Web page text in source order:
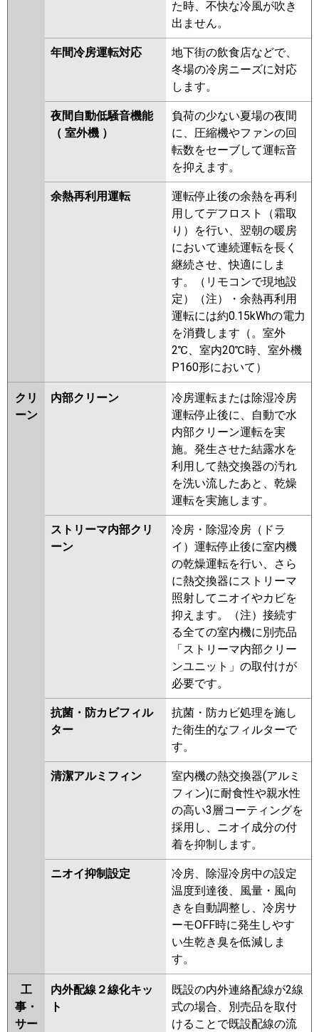
た時、不快な冷風が吹き
出ません。
年間冷房運転対応
地下街の飲食店などで、
冬場の冷房ニーズに対応
します。
夜間自動低騒音機能
（ 室外機 ）
負荷の少ない夏場の夜間
に、圧縮機やファンの回
転数をセーブして運転音
を抑えます。
余熱再利用運転
運転停止後の余熱を再利
用してデフロスト（霜取
り）を行い、翌朝の暖房
において連続運転を長く
継続させ、快適にしま
す。（リモコンで現地設
定）（注）・余熱再利用
運転には約0.15kWhの電力
を消費します（。室外
2℃、室内20℃時、室外機
P160形において）
クリ
ーン
内部クリーン
冷房運転または除湿冷房
運転停止後に、自動で水
内部クリーン運転を実
施。発生させた結露水を
利用して熱交換器の汚れ
を洗い流したあと、乾燥
運転を実施します。
ストリーマ内部クリ
ーン
冷房・除湿冷房（ドラ
イ）運転停止後に室内機
の乾燥運転を行い、さら
に熱交換器にストリーマ
照射してニオイやカビを
抑えます。（注）接続す
る全ての室内機に別売品
「ストリーマ内部クリー
ンユニット」の取付けが
必要です。
抗菌・防カビフィル
ター
抗菌・防カビ処理を施し
た衛生的なフィルターで
す。
清潔アルミフィン
室内機の熱交換器(アルミ
フィン)に耐食性や親水性
の高い3層コーティングを
採用し、ニオイ成分の付
着を抑制します。
ニオイ抑制設定
冷房、除湿冷房中の設定
温度到達後、風量・風向
きを自動調整し、冷房サ
ーモOFF時に発生しやす
い生乾き臭を低減しま
す。
工
事・
サー
内外配線２線化キッ
ト
既設の内外連絡配線が2線
式の場合、別売品を取付
けることで既設配線の流